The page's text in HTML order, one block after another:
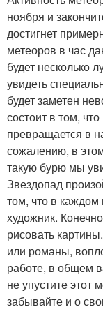
ноября и
достигнет
метеоров в час
будет несколько
увидеть
будет заметен
состоит в том,
превращается в
сожалению, в
такую бурю мы
Звездопад
том, что в каждом
художник.
рисовать
или романы,
работе, в общем
не упустите этот
забывайте и о